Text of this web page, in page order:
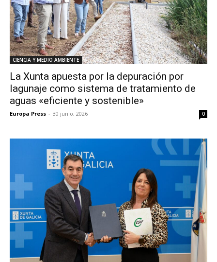
CIENCIA Y MEDIO AMBIENTE
La Xunta apuesta por la depuración por
lagunaje como sistema de tratamiento de
aguas «eficiente y sostenible»
Europa Press - 30 junio, 2026 0